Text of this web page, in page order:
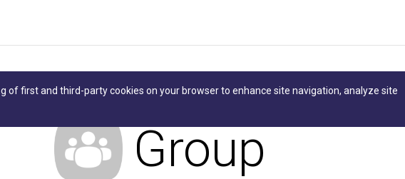
of first and third-party cookies on your browser to enhance site navigation, analyze site
Group